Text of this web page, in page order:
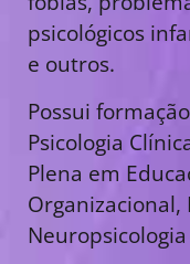
psicológicos
e outros.
Possui
Psicologia
Plena em
Organizacional,